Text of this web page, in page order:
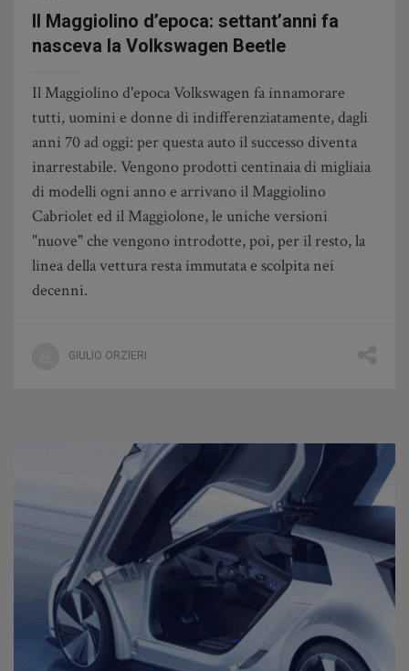
Il Maggiolino d’epoca: settant’anni fa
nasceva la Volkswagen Beetle
Il Maggiolino d'epoca Volkswagen fa innamorare
tutti, uomini e donne di indifferenziatamente, dagli
anni 70 ad oggi: per questa auto il successo diventa
inarrestabile. Vengono prodotti centinaia di migliaia
di modelli ogni anno e arrivano il Maggiolino
Cabriolet ed il Maggiolone, le uniche versioni
"nuove" che vengono introdotte, poi, per il resto, la
linea della vettura resta immutata e scolpita nei
decenni.
GIULIO ORZIERI